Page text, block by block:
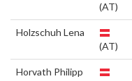
(AT)
Holzschuh Lena
(AT)
Horvath Philipp